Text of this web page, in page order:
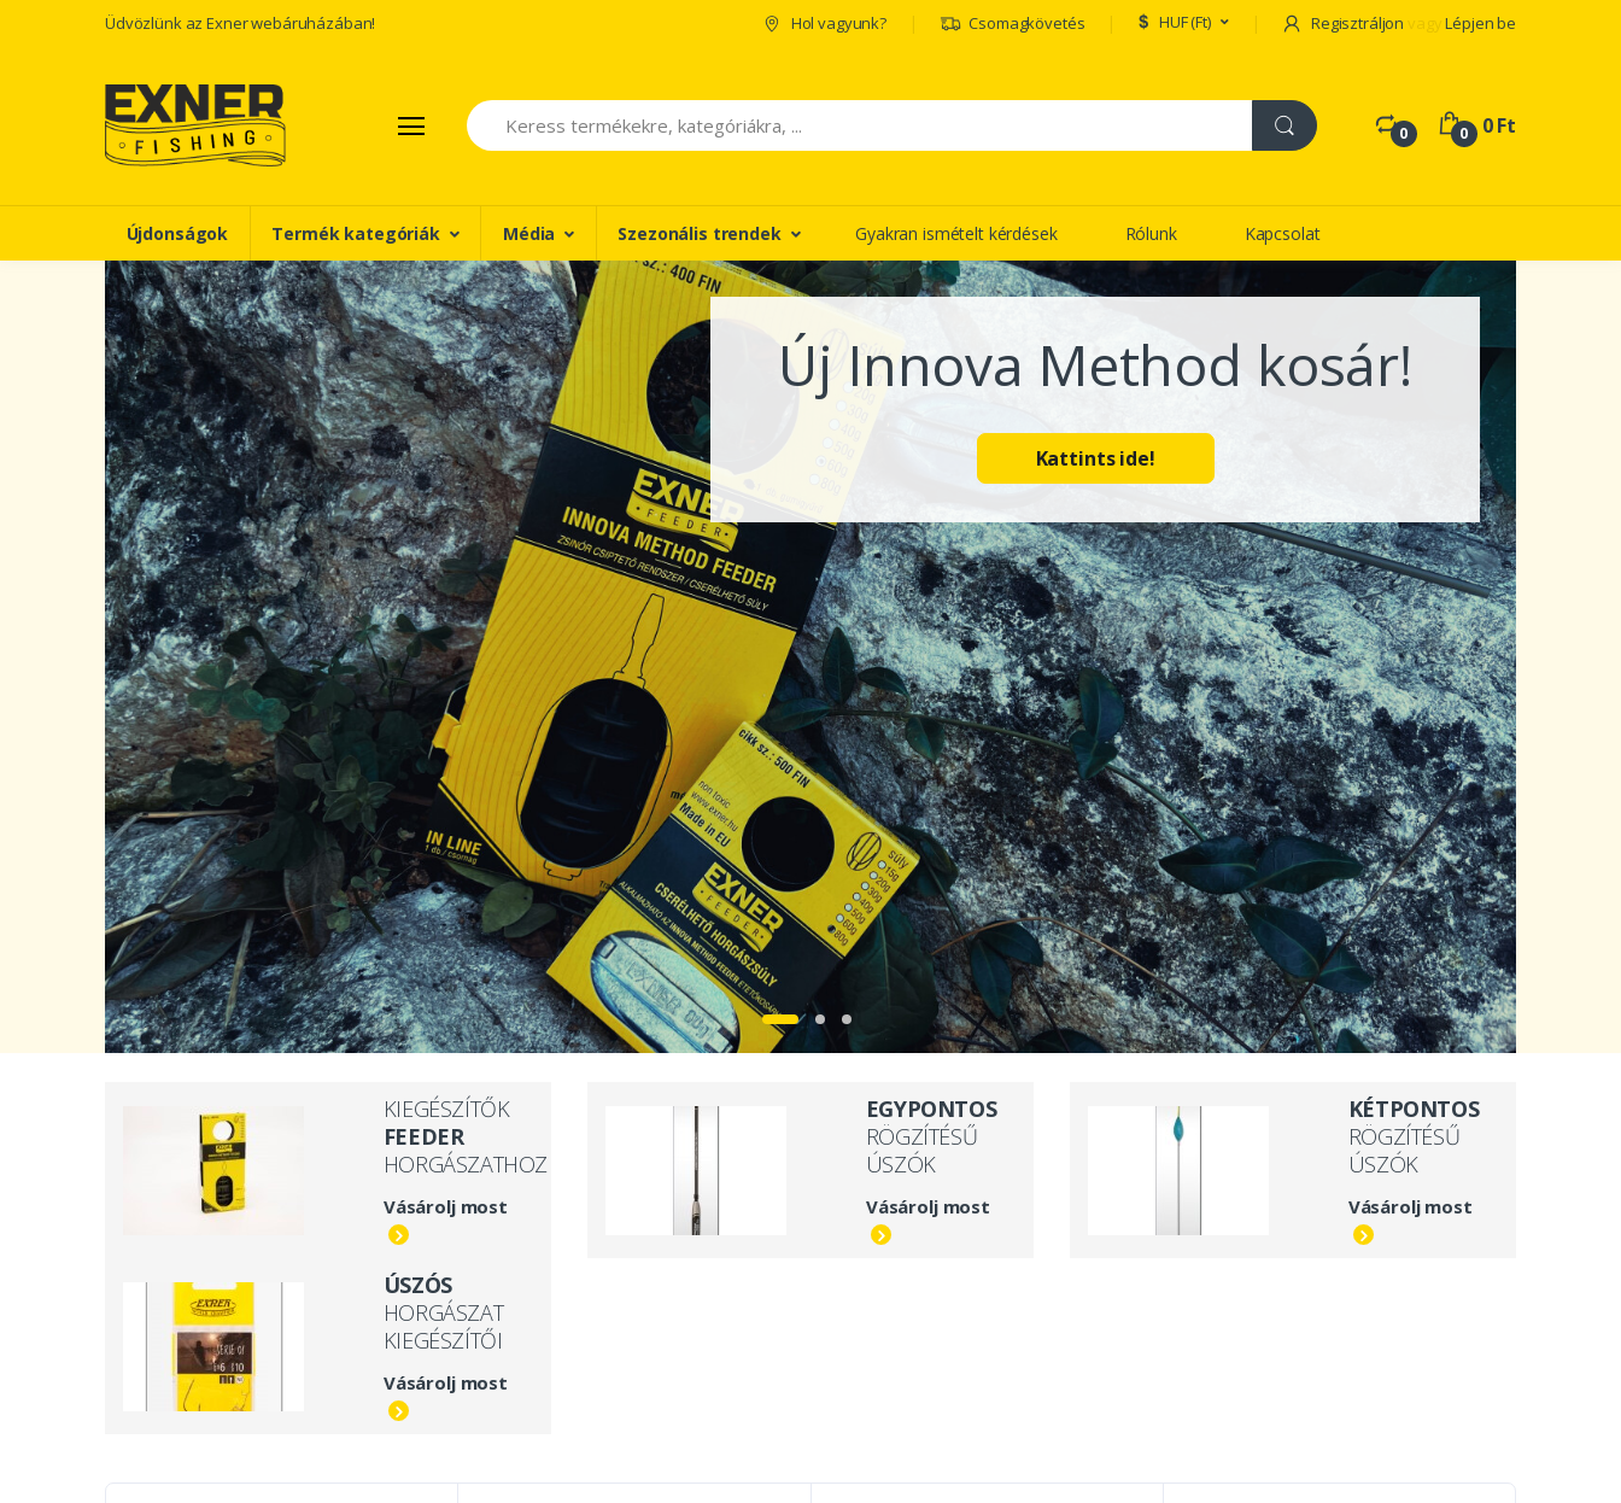
Üdvözlünk az Exner webáruházában! Hol vagyunk? Csomagkövetés HUF (Ft) Regisztráljon vagy Lépjen be
Keresés
0 0 0 Ft
Újdonságok Termék kategóriák Média Szezonális trendek Gyakran ismételt kérdések Rólunk Kapcsolat
Újdonságok!
KIEGÉSZÍTŐK
FEEDER
HORGÁSZATHOZ
Vásárolj most
EGYPONTOS
RÖGZÍTÉSŰ
ÚSZÓK
Vásárolj most
KÉTPONTOS
RÖGZÍTÉSŰ
ÚSZÓK
Vásárolj most
ÚSZÓS
HORGÁSZAT
KIEGÉSZÍTŐI
Vásárolj most